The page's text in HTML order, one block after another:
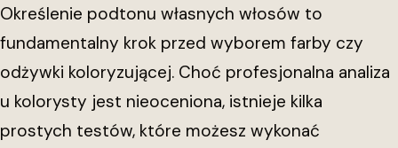
Określenie podtonu własnych włosów to
fundamentalny krok przed wyborem farby czy
odżywki koloryzującej. Choć profesjonalna analiza
u kolorysty jest nieoceniona, istnieje kilka
prostych testów, które możesz wykonać